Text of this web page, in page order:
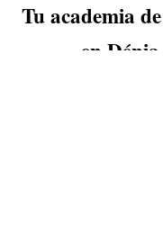
Tu academia
en